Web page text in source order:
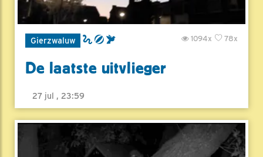
Gierzwaluw 78x
1094x
De laatste uitvlieger
27 jul , 23:59